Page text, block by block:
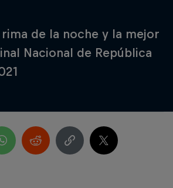
de la noche y la mejor
Nacional de República